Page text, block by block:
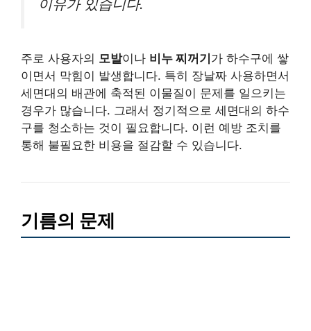
이유가 있습니다.
주로 사용자의 모발이나 비누 찌꺼기가 하수구에 쌓
이면서 막힘이 발생합니다. 특히 장날짜 사용하면서
세면대의 배관에 축적된 이물질이 문제를 일으키는
경우가 많습니다. 그래서 정기적으로 세면대의 하수
구를 청소하는 것이 필요합니다. 이런 예방 조치를
통해 불필요한 비용을 절감할 수 있습니다.
기름의 문제